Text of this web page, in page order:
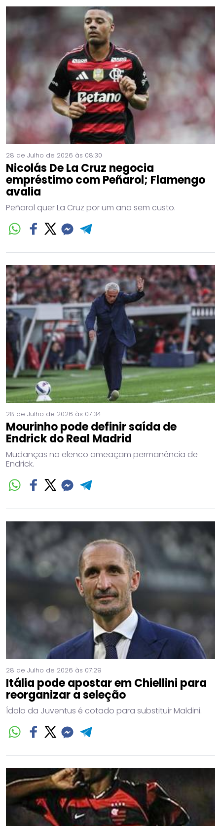
28 de Julho de 2026 às 08:30
Nicolás De La Cruz negocia
empréstimo com Peñarol; Flamengo
avalia
Peñarol quer La Cruz por um ano sem custo.
28 de Julho de 2026 às 07:34
Mourinho pode definir saída de
Endrick do Real Madrid
Mudanças no elenco ameaçam permanência de
Endrick.
28 de Julho de 2026 às 07:29
Itália pode apostar em Chiellini para
reorganizar a seleção
Ídolo da Juventus é cotado para substituir Maldini.